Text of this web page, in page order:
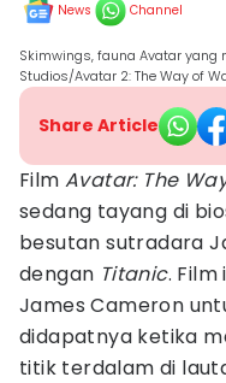
News Channel
Skimwings, fauna Avatar yang
Studios/Avatar 2: The Way of
Share Article
Film Avatar: The
sedang tayang di
besutan sutradara
dengan Titanic.
James Cameron
didapatnya ketika
titik terdalam di